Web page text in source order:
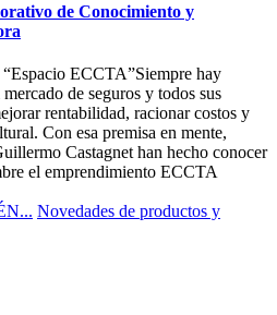
de Conocimiento y
ECCTA”Siempre hay
de seguros y todos sus
rentabilidad, racionar costos y
Con esa premisa en mente,
Castagnet han hecho conocer
el emprendimiento ECCTA
Novedades de productos y